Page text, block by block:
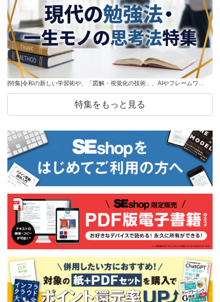
[特集]令和の新しい学習術や、「図解・視覚化の技術」、AIやフレームワ…
特集をもっと見る